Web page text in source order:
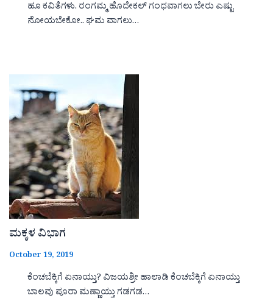
ಹೂ ಕವಿತೆಗಳು. ರಂಗಮ್ಮ ಹೊದೇಕಲ್ ಗಂಧವಾಗಲು ಬೇರು ಎಷ್ಟು
ನೋಯಬೇಕೋ.. ಘಮ ವಾಗಲು…
ಮಕ್ಕಳ ವಿಭಾಗ
October 19, 2019
ಕೆಂಚಬೆಕ್ಕಿಗೆ ಏನಾಯ್ತು? ವಿಜಯಶ್ರೀ ಹಾಲಾಡಿ ಕೆಂಚಬೆಕ್ಕಿಗೆ ಏನಾಯ್ತು
ಬಾಲವು ಪೂರಾ ಮಣ್ಣಾಯ್ತು ಗಡಗಡ…